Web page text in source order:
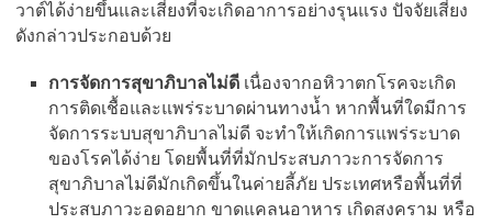
วาต์ได้ง่ายขึ้นและเสี่ยงที่จะเกิดอาการอย่างรุนแรง ปัจจัยเสี่ยง
ดังกล่าวประกอบด้วย
การจัดการสุขาภิบาลไม่ดี เนื่องจากอหิวาตกโรคจะเกิด
การติดเชื้อและแพร่ระบาดผ่านทางน้ำ หากพื้นที่ใดมีการ
จัดการระบบสุขาภิบาลไม่ดี จะทำให้เกิดการแพร่ระบาด
ของโรคได้ง่าย โดยพื้นที่ที่มักประสบภาวะการจัดการ
สุขาภิบาลไม่ดีมักเกิดขึ้นในค่ายลี้ภัย ประเทศหรือพื้นที่ที่
ประสบภาวะอดอยาก ขาดแคลนอาหาร เกิดสงคราม หรือ